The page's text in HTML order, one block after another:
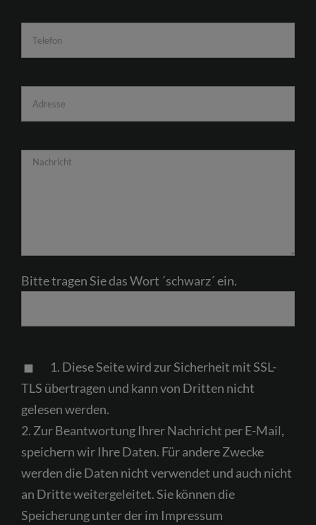
Bitte tragen Sie das Wort ´schwarz´ ein.
leave
this
field
empty.
1. Diese Seite wird zur Sicherheit mit SSL-
TLS übertragen und kann von Dritten nicht
gelesen werden.
2. Zur Beantwortung Ihrer Nachricht per E-Mail,
speichern wir Ihre Daten. Für andere Zwecke
werden die Daten nicht verwendet und auch nicht
an Dritte weitergeleitet. Sie können die
Speicherung unter der im Impressum